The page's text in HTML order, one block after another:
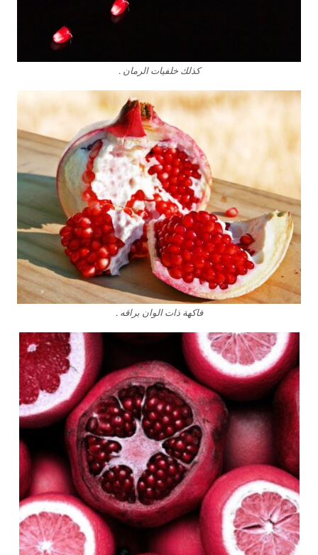
كذلك خلفيات الرمان .
فاكهة ذات الوان براقه .